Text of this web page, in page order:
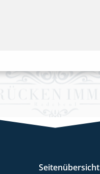
Seitenübersicht